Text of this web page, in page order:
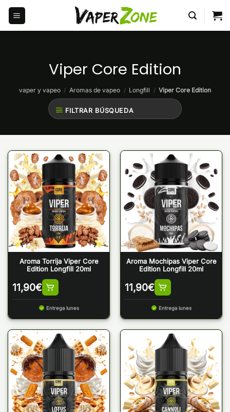
Saltar
contenido
Viper Core Edition
vaper y vapeo / Aromas de vapeo / Longfill / Viper Core Edition
FILTRAR BÚSQUEDA
Aroma Torrija Viper Core
Edition Longfill 20ml
11,90€
Entrega lunes
Aroma Mochipas Viper Core
Edition Longfill 20ml
11,90€
Entrega lunes